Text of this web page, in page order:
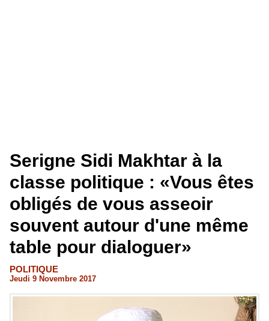
Serigne Sidi Makhtar à la
classe politique : «Vous êtes
obligés de vous asseoir
souvent autour d'une même
table pour dialoguer»
POLITIQUE
Jeudi 9 Novembre 2017